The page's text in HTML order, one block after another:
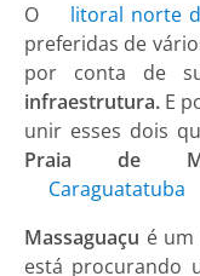
O litoral norte
preferidas de
por conta de
infraestrutura. E
unir esses dois
Praia de
Caraguatatuba
Massaguaçu é
está procurando